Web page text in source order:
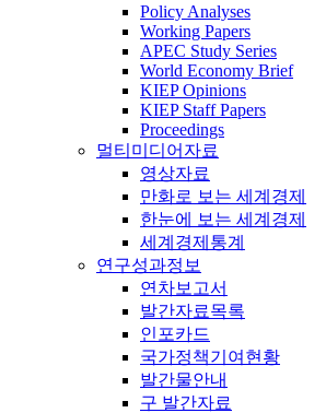
Policy Analyses
Working Papers
APEC Study Series
World Economy Brief
KIEP Opinions
KIEP Staff Papers
Proceedings
멀티미디어자료
영상자료
만화로 보는 세계경제
한눈에 보는 세계경제
세계경제통계
연구성과정보
연차보고서
발간자료목록
인포카드
국가정책기여현황
발간물안내
구 발간자료